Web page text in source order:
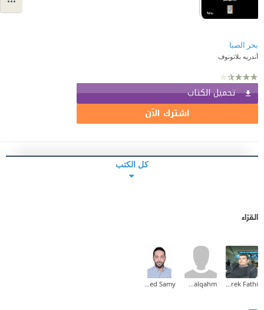
بحر الصبا
أندريه بلاتونوف
تحميل الكتاب
اشترك الآن
كل الكتب
القرّاء